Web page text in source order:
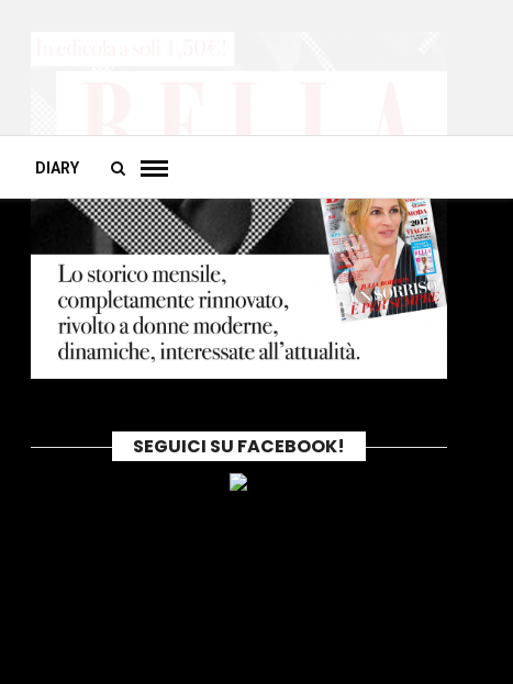
DIARY
SEGUICI SU FACEBOOK!